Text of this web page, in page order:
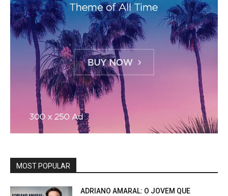
MOST POPULAR
ADRIANO AMARAL: O JOVEM QUE